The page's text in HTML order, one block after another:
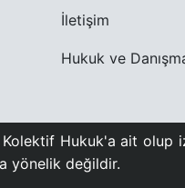
İletişim
Hukuk ve
Hukuk'a ait olup
yönelik değildir.